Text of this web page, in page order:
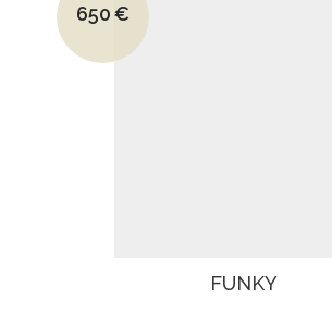
650€
Le prix actuel est : 650€.
FUNKY